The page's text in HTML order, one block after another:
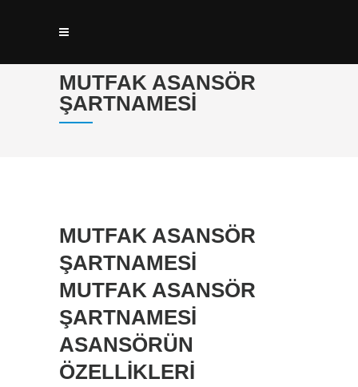
MUTFAK ASANSÖR
ŞARTNAMESI
MUTFAK ASANSÖR
ŞARTNAMESİ
MUTFAK ASANSÖR
ŞARTNAMESI
ASANSÖRÜN
ÖZELLIKLERI